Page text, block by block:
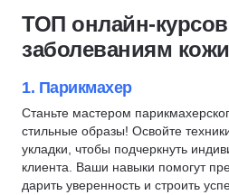
Маникюр
Массаж
Антиэйджинг
Медицина
Стоматология
Сестринское дело
Ветеринария
Фитнес-нутрициолог
Кинезиология
Гомеопатия
Фитнес тренеры
ТОП онлайн-
заболеваниям кожи
1. Парикмахер
Станьте мастером
стильные образы! Освойте
укладки, чтобы подчеркнуть
клиента. Ваши навыки помогут
дарить уверенность и строить